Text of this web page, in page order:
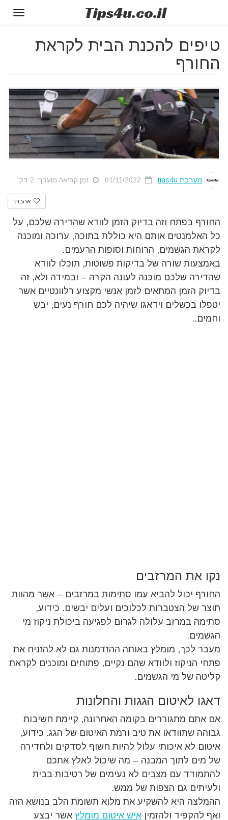
Tips4u.co.il
טיפים להכנת הבית לקראת
החורף
מערכת tips4u זמן קריאה מוערך: 2 דק'
אהבתי
החורף בפתח וזה בדיוק הזמן לוודא שהדירה שלכם, על
כל האלמנטים אותם היא כוללת בתוכה, ערוכה ומוכנה
לקראת הגשמים, הרוחות וסופות הרעמים.
באמצעות שורה של בדיקות פשוטות, תוכלו לוודא
שהדירה שלכם מוכנה לעונה הקרה – ובמידה ולא, זה
בדיוק הזמן המתאים לזמן אנשי מקצוע רלוונטיים אשר
יטפלו בכשלים וידאגו שיהיה לכם חורף נעים, יבש
וחמים..
נקו את המרזבים
החורף יכול להביא עמו סתימות במרזבים – אשר מהוות
תוצר של הצטברות לכלוכים ועלים יבשים. כידוע,
סתימה במרזב עלולה לגרום לפגיעה ביכולת ניקוז מי
הגשמים.
מעבר לכך, מומלץ באותה ההזדמנות גם לא להזניח את
פתחי הניקוז ולוודא שהם נקיים, פתוחים ומוכנים לקראת
קליטה של מי הגשמים.
דאגו לאיטום הגגות והחלונות
אם אתם מתגוררים בקומה האחרונה, קיימת חשיבות
גבוהה שתוודאו את טיב ורמת האיטום של הגג. כידוע,
איטום לא איכותי עלול להיות חשוף לסדקים ולחדירה
של מים לתוך המבנה – מה שיכול לאלץ אתכם
להתמודד עם מצבים לא נעימים של רטיבות בבית
ולעיתים גם הצפות של ממש.
ההמלצה היא להשקיע את מלוא תשומת הלב בנושא הזה
ואף להקפיד ולהזמין איש איטום מומלץ אשר יבצע